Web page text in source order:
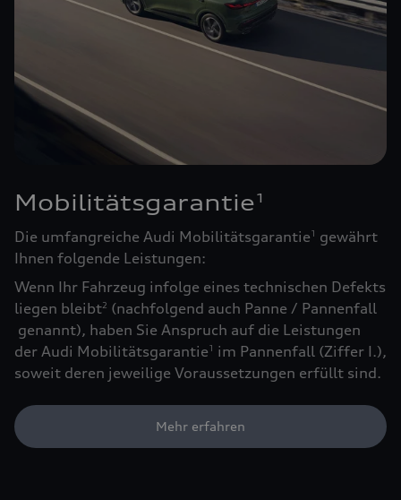
Mobilitätsgarantie1
Die umfangreiche Audi Mobilitätsgarantie1
gewährt
Ihnen folgende Leistungen:
Wenn Ihr Fahrzeug infolge eines technischen Defekts
liegen bleibt2 (nachfolgend auch Panne / Pannenfall
genannt), haben Sie Anspruch auf die Leistungen
der Audi Mobilitätsgarantie1
im Pannenfall (Ziffer I.),
soweit deren jeweilige Voraussetzungen erfüllt sind.
Mehr erfahren